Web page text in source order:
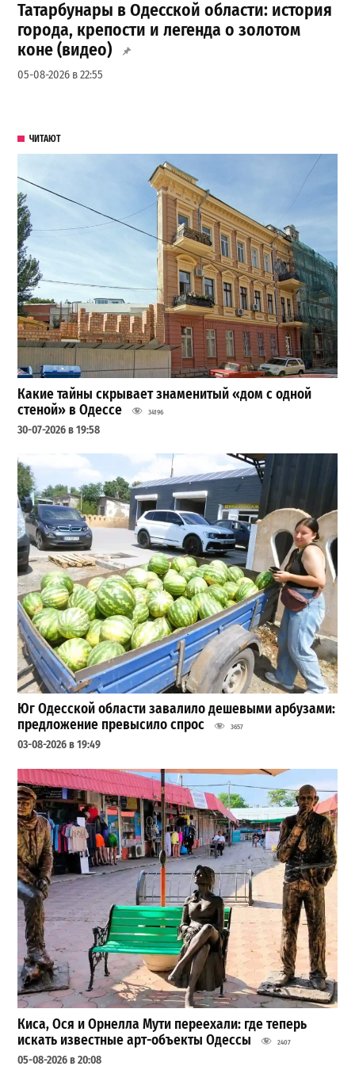
Татарбунары в Одесской области: история
города, крепости и легенда о золотом
коне (видео)
05-08-2026 в 22:55
ЧИТАЮТ
Какие тайны скрывает знаменитый «дом с одной
стеной» в Одессе
34196
30-07-2026 в 19:58
Юг Одесской области завалило дешевыми арбузами:
предложение превысило спрос
3657
03-08-2026 в 19:49
Киса, Ося и Орнелла Мути переехали: где теперь
искать известные арт-объекты Одессы
2407
05-08-2026 в 20:08